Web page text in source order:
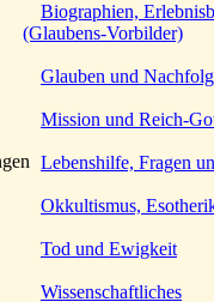
Biographien,
(Glaubens-Vorbilder)
Glauben und
Mission und Reich-
Lebenshilfe, Fragen
Okkultismus,
Tod und Ewigkeit
Wissenschaftliches